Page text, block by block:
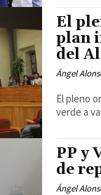
El
plan
del
Ángel
El pleno
verde a
PP y
de
Ángel